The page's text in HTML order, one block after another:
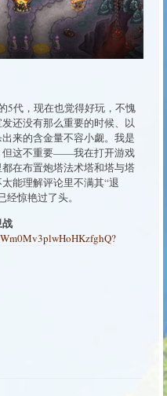
5代，现在也觉得好玩，不愧
还没有那么重要的时候、以
来的含金量不容小觑。我是
但这不重要——我在打开游戏
在布置炮塔法术塔和塔与塔
能理解评论里不满其“退
惊艳过了头。